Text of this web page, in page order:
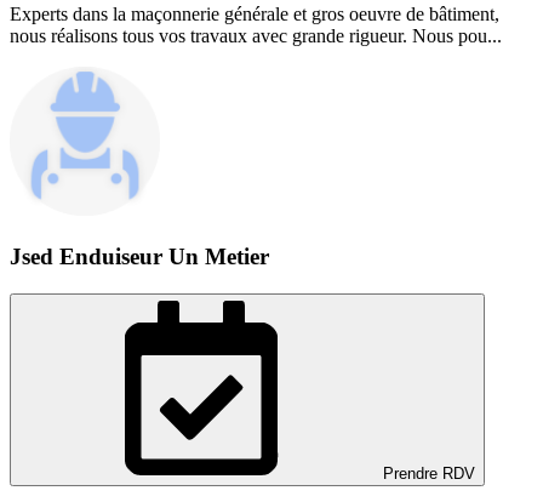
Experts dans la maçonnerie générale et gros oeuvre de bâtiment,
nous réalisons tous vos travaux avec grande rigueur. Nous pou...
Jsed Enduiseur Un Metier
Prendre RDV